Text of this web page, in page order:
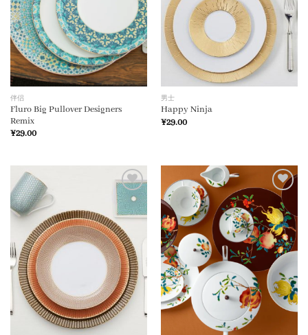
伴侣
Fluro Big Pullover Designers
Remix
¥29.00
男士
Happy Ninja
¥29.00
加入
心愿
单
加入
心愿
单